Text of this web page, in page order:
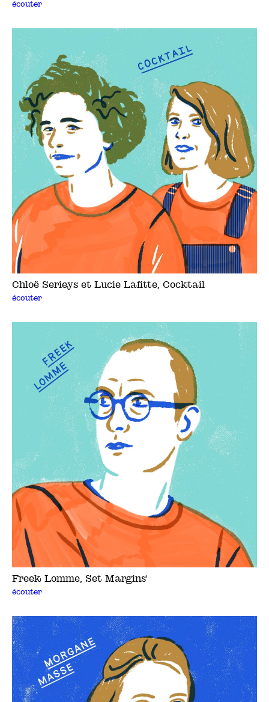
écouter
Chloë Serieys et Lucie Lafitte, Cocktail
écouter
Freek Lomme, Set Margins'
écouter